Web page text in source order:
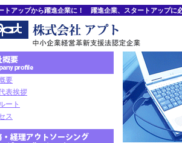
トアップから躍進企業に！ 躍進企業、スタートアップに
要
表挨拶
ート
ス